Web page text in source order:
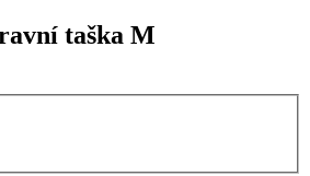
taška M